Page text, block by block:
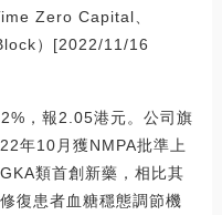
Zero Capital、
）[2022/11/16
，報2.05港元。公司旗
年10月獲NMPA批準上
類首創新藥，相比其
復患者血糖穩態調節機